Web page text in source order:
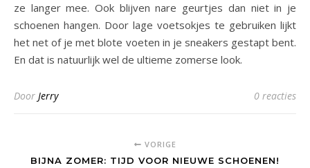
ze langer mee. Ook blijven nare geurtjes dan niet in je
schoenen hangen. Door lage voetsokjes te gebruiken lijkt
het net of je met blote voeten in je sneakers gestapt bent.
En dat is natuurlijk wel de ultieme zomerse look.
Door Jerry 0 reacties
VORIGE
BIJNA ZOMER: TIJD VOOR NIEUWE SCHOENEN!